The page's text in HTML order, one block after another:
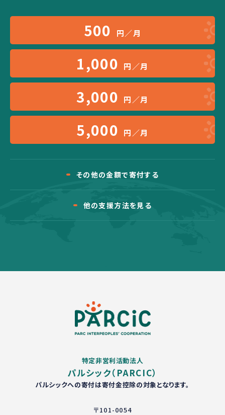
500 円／月
1,000 円／月
3,000 円／月
5,000 円／月
その他の金額で寄付する
他の支援方法を見る
特定非営利活動法人
パルシック（PARCIC）
パルシックへの寄付は寄付金控除の対象となります。
〒101-0054